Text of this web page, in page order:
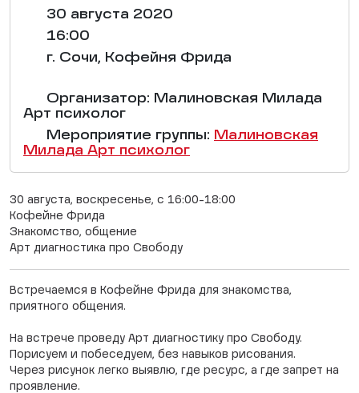
30 августа 2020
16:00
г. Сочи, Кофейня Фрида
Организатор: Малиновская Милада
Арт психолог
Мероприятие группы: Малиновская
Милада Арт психолог
30 августа, воскресенье, с 16:00-18:00
Кофейне Фрида
Знакомство, общение
Арт диагностика про Свободу
Встречаемся в Кофейне Фрида для знакомства,
приятного общения.
На встрече проведу Арт диагностику про Свободу.
Порисуем и побеседуем, без навыков рисования.
Через рисунок легко выявлю, где ресурс, а где запрет на
проявление.